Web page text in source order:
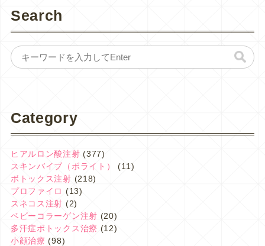
Search
Category
ヒアルロン酸注射 (377)
スキンバイブ（ボライト）
(11)
ボトックス注射 (218)
プロファイロ (13)
スネコス注射 (2)
ベビーコラーゲン注射 (20)
多汗症ボトックス治療 (12)
小顔治療 (98)